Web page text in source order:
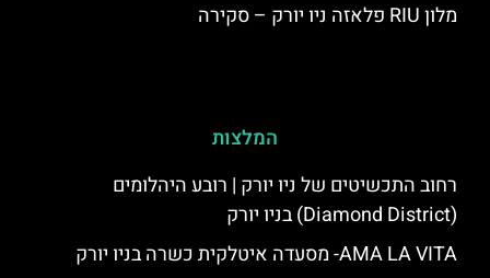
מלון RIU פלאזה ניו יורק – סקירה
המלצות
רחוב התכשיטים של ניו יורק | רובע היהלומים
(Diamond District) בניו יורק
AMA LA VITA- מסעדה איטלקית כשרה בניו יורק